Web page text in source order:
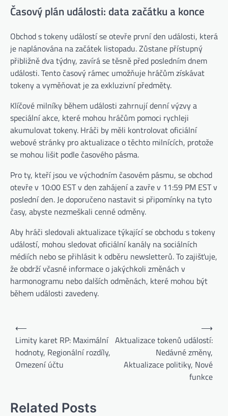
Časový plán události: data začátku a konce
Obchod s tokeny událostí se otevře první den události, která
je naplánována na začátek listopadu. Zůstane přístupný
přibližně dva týdny, zavírá se těsně před posledním dnem
události. Tento časový rámec umožňuje hráčům získávat
tokeny a vyměňovat je za exkluzivní předměty.
Klíčové milníky během události zahrnují denní výzvy a
speciální akce, které mohou hráčům pomoci rychleji
akumulovat tokeny. Hráči by měli kontrolovat oficiální
webové stránky pro aktualizace o těchto milnících, protože
se mohou lišit podle časového pásma.
Pro ty, kteří jsou ve východním časovém pásmu, se obchod
otevře v 10:00 EST v den zahájení a zavře v 11:59 PM EST v
poslední den. Je doporučeno nastavit si připomínky na tyto
časy, abyste nezmeškali cenné odměny.
Aby hráči sledovali aktualizace týkající se obchodu s tokeny
událostí, mohou sledovat oficiální kanály na sociálních
médiích nebo se přihlásit k odběru newsletterů. To zajišťuje,
že obdrží včasné informace o jakýchkoli změnách v
harmonogramu nebo dalších odměnách, které mohou být
během události zavedeny.
Post
navigation
⟵
Limity karet RP: Maximální
hodnoty, Regionální rozdíly,
Omezení účtu
Aktualizace tokenů událostí:
Nedávné změny,
Aktualizace politiky, Nové
funkce
⟶
Related Posts